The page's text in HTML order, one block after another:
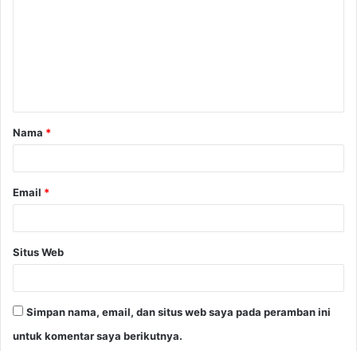
a
r
Nama *
Email *
Situs Web
Simpan nama, email, dan situs web saya pada peramban ini
untuk komentar saya berikutnya.